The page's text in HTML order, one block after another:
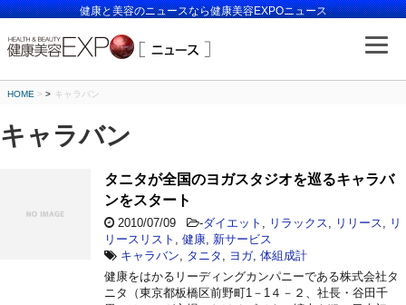
健康と美容のニュースなら健康美容EXPOニュース
HOME > キャラバン
キャラバン
タニタが全国のヨガスタジオを巡るキャラバ
ンをスタート
2010/07/09 -ダイエット リラックス リリース
リ
リースリスト
健康 新サービス
キャラバン
タニタ ヨガ, 体組成計
健康をはかるリーディングカンパニーである株式会社タ
ニタ（東京都板橋区前野町1－1４－２、社長・谷田千